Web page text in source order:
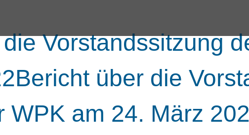
Vorstandssitzung
über die
WPK am 24. März